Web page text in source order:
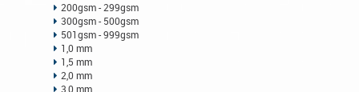
200gsm - 299gsm
300gsm - 500gsm
501gsm - 999gsm
1,0 mm
1,5 mm
2,0 mm
3,0 mm